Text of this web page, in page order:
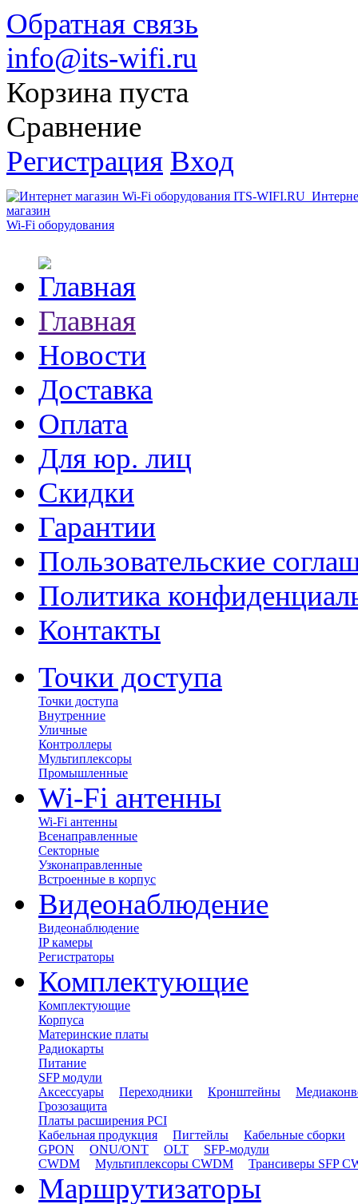
Обратная связь
info@its-wifi.ru
Корзина пуста
Сравнение
Регистрация Вход
магазин
Wi-Fi оборудования
Главная
Новости
Доставка
Оплата
Для юр. лиц
Скидки
Гарантии
Пользовательские
Политика
Контакты
Точки доступа
Точки доступа
Внутренние
Уличные
Контроллеры
Мультиплексоры
Промышленные
Wi-Fi антенны
Wi-Fi антенны
Всенаправленные
Секторные
Узконаправленные
Встроенные в корпус
Видеонаблюдение
Видеонаблюдение
IP камеры
Регистраторы
Комплектующие
Комплектующие
Корпуса
Материнские платы
Радиокарты
Питание
SFP модули
Аксессуары
Переходники Кронштейны
Грозозащита
Платы расширения PCI
Кабельная продукция
Пигтейлы
Кабельные сборки
GPON
ONU/ONT OLT
SFP-модули
CWDM
Мультиплексоры CWDM Трансиверы SFP
Маршрутизаторы